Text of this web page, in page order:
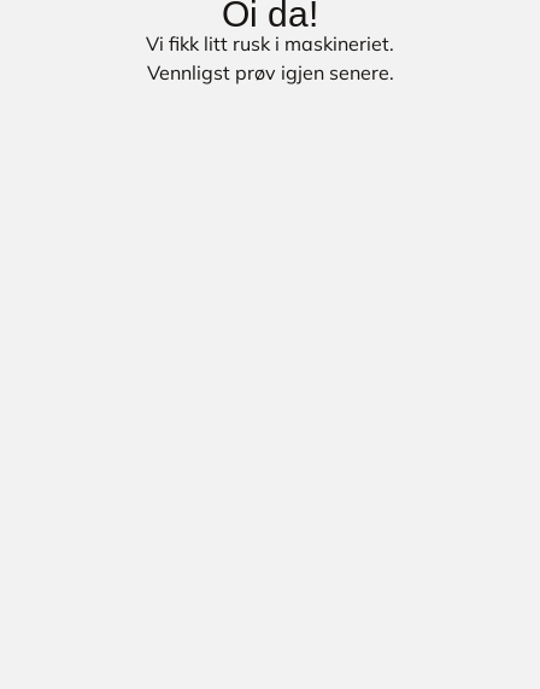
Oi da!
Vi fikk litt rusk i maskineriet.
Vennligst prøv igjen senere.